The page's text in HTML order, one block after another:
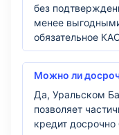
без
менее
обязательное
Можно ли
Да, Уральском
позволяет
кредит